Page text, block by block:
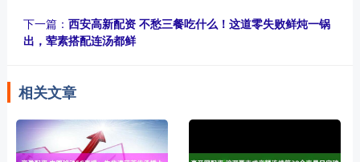
下一篇： 西安高新配资 不愁三餐吃什么！这道零失败鲜炖一锅
出，荤素搭配连汤都鲜
相关文章